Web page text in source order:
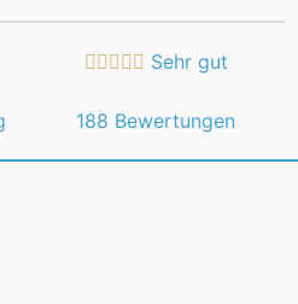
Sehr gut
188 Bewertungen